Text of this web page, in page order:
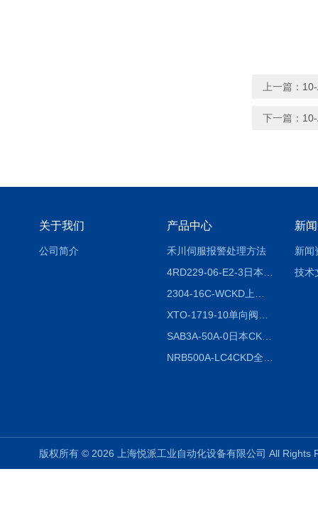
上一篇：
下一篇：
关于我们
公司简介
产品中心
禾川伺服报警处理方法
SAB3A-50A-0日本CKD全国授权代理
新
新闻
技术
版权所有 © 2026 上海悦派工业自动化设备有限公司 All